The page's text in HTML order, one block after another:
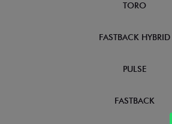
TORO
FASTBACK HYBRID
PULSE
FASTBACK